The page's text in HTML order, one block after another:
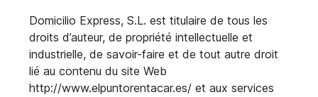
Domicilio Express, S.L. est titulaire de tous les
droits d’auteur, de propriété intellectuelle et
industrielle, de savoir-faire et de tout autre droit
lié au contenu du site Web
http://www.elpuntorentacar.es/ et aux services